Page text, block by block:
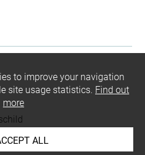
à la barrière faict en
to improve your navigation
site usage statistics. Find out
more
ALL